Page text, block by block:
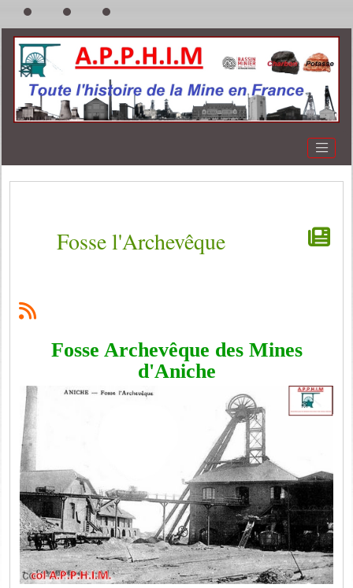
Fosse l'Archevêque
Fosse Archevêque des Mines
d'Aniche